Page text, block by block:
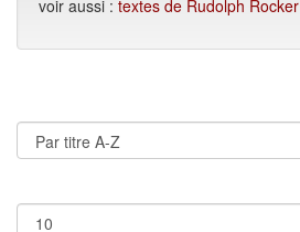
voir aussi : textes de Rudolph Rocker